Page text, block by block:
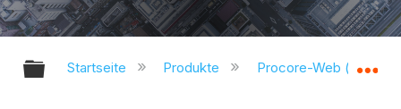
Globale Hierarchie auf- und
Startseite Produkte Procore-Web